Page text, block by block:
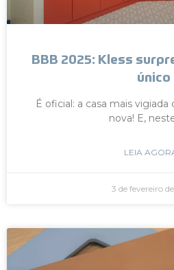
BBB 2025: Kless
único
É oficial: a casa mais vigiada
nova! E,
LEIA
3 de fevereiro